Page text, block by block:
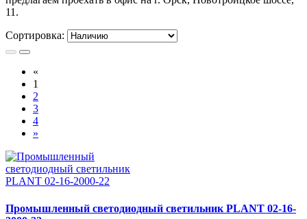
11.
Сортировка:
«
1
2
3
4
»
Промышленный светодиодный светильник PLANT 02-16-